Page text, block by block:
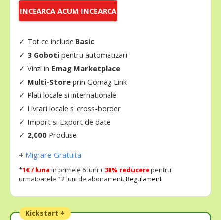
INCEARCA ACUM INCEARCA
✓ Tot ce include Basic
✓ 3 Goboti pentru automatizari
✓ Vinzi in Emag Marketplace
✓ Multi-Store prin Gomag Link
✓ Plati locale si internationale
✓ Livrari locale si cross-border
✓ Import si Export de date
✓ 2,000 Produse
+ Migrare Gratuita
*1€ / luna in primele 6 luni +30% reducerepentru
urmatoarele 12 luni de abonament. Regulament
Kickstart +